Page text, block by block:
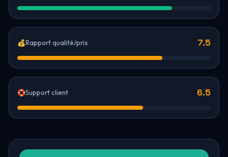
💰Rapport qualité/prix 7.5
🛟Support client 6.5